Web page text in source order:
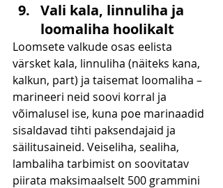
Vali kala, linnuliha ja
loomaliha hoolikalt
Loomsete valkude osas eelista
värsket kala, linnuliha (näiteks kana,
kalkun, part) ja taisemat loomaliha –
marineeri neid soovi korral ja
võimalusel ise, kuna poe marinaadid
sisaldavad tihti paksendajaid ja
säilitusaineid. Veiseliha, sealiha,
lambaliha tarbimist on soovitatav
piirata maksimaalselt 500 grammini